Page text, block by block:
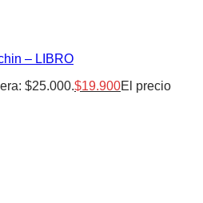
– LIBRO
$25.000.$19.900El precio